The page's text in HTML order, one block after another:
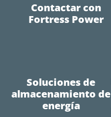
Contactar con
Fortress Power
Soluciones de
almacenamiento de
energía